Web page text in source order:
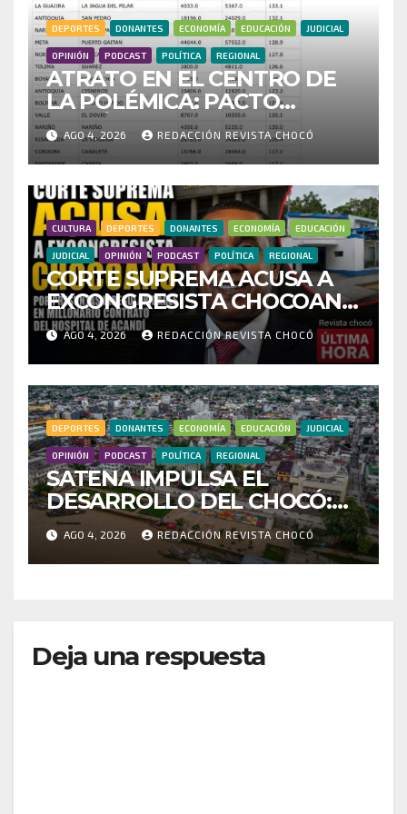
DEPORTES DONANTES ECONOMÍA EDUCACIÓN JUDICIAL
OPINIÓN PODCAST POLÍTICA REGIONAL
ATRATO EN EL CENTRO DE
LA POLÉMICA: PACTO
HISTÓRICO CUESTIONA
CENSO ELECTORAL Y PIDE
INVESTIGAR PRESUNTO
FRAUDE
AGO 4, 2026 REDACCIÓN REVISTA CHOCÓ
CULTURA DEPORTES DONANTES ECONOMÍA EDUCACIÓN
JUDICIAL OPINIÓN PODCAST POLÍTICA REGIONAL
CORTE SUPREMA ACUSA A
EXCONGRESISTA CHOCOANO
POR PRESUNTAS
IRREGULARIDADES EN
MILLONARIO CONTRATO
DEL HOSPITAL DE ACANDÍ
AGO 4, 2026 REDACCIÓN REVISTA CHOCÓ
DEPORTES DONANTES ECONOMÍA EDUCACIÓN JUDICIAL
OPINIÓN PODCAST POLÍTICA REGIONAL
SATENA IMPULSA EL
DESARROLLO DEL CHOCÓ:
MÁS DE 35 MIL PASAJEROS
MOVILIZADOS Y NUEVAS
RUTAS FORTALECEN LA
AGO 4, 2026 REDACCIÓN REVISTA CHOCÓ
Deja una respuesta